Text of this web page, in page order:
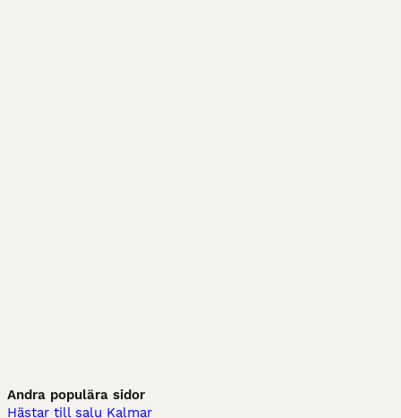
Andra populära sidor
Hästar till salu Kalmar